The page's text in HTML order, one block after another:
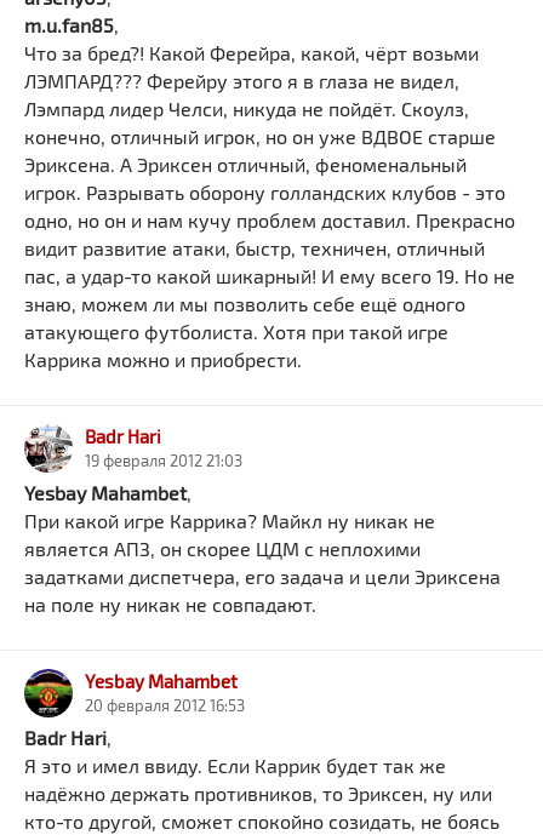
m.u.fan85,
Что за бред?! Какой Ферейра, какой, чёрт возьми
ЛЭМПАРД??? Ферейру этого я в глаза не видел,
Лэмпард лидер Челси, никуда не пойдёт. Скоулз,
конечно, отличный игрок, но он уже ВДВОЕ старше
Эриксена. А Эриксен отличный, феноменальный
игрок. Разрывать оборону голландских клубов - это
одно, но он и нам кучу проблем доставил. Прекрасно
видит развитие атаки, быстр, техничен, отличный
пас, а удар-то какой шикарный! И ему всего 19. Но не
знаю, можем ли мы позволить себе ещё одного
атакующего футболиста. Хотя при такой игре
Каррика можно и приобрести.
Badr Hari
19 февраля 2012 21:03
Yesbay Mahambet,
При какой игре Каррика? Майкл ну никак не
является АПЗ, он скорее ЦДМ с неплохими
задатками диспетчера, его задача и цели Эриксена
на поле ну никак не совпадают.
Yesbay Mahambet
20 февраля 2012 16:53
Badr Hari,
Я это и имел ввиду. Если Каррик будет так же
надёжно держать противников, то Эриксен, ну или
кто-то другой, сможет спокойно созидать, не боясь